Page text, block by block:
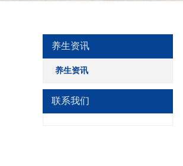
养生资讯
养生资讯
联系我们